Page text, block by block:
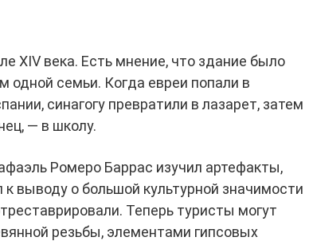
XIV века. Есть мнение, что здание было
семьи. Когда евреи попали в
синагогу превратили в лазарет, затем
— в школу.
Ромеро Баррас изучил артефакты,
к выводу о большой культурной значимости
Теперь туристы могут
резьбы, элементами гипсовых